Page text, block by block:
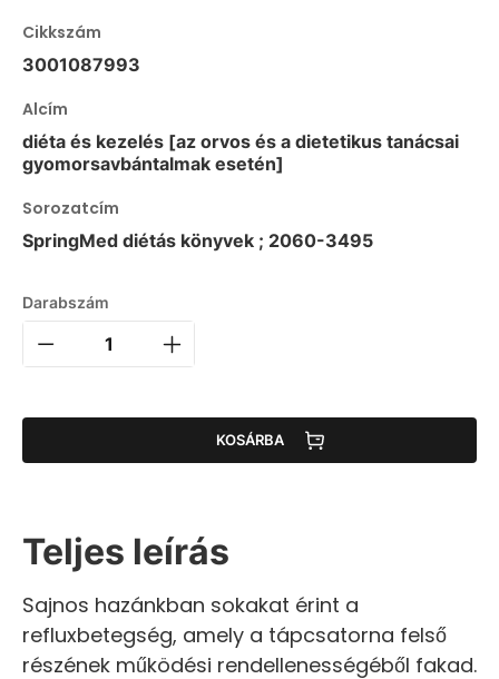
Cikkszám
3001087993
Alcím
diéta és kezelés [az orvos és a dietetikus tanácsai
gyomorsavbántalmak esetén]
Sorozatcím
SpringMed diétás könyvek ; 2060-3495
Darabszám
KOSÁRBA
Teljes leírás
Sajnos hazánkban sokakat érint a
refluxbetegség, amely a tápcsatorna felső
részének működési rendellenességéből fakad.